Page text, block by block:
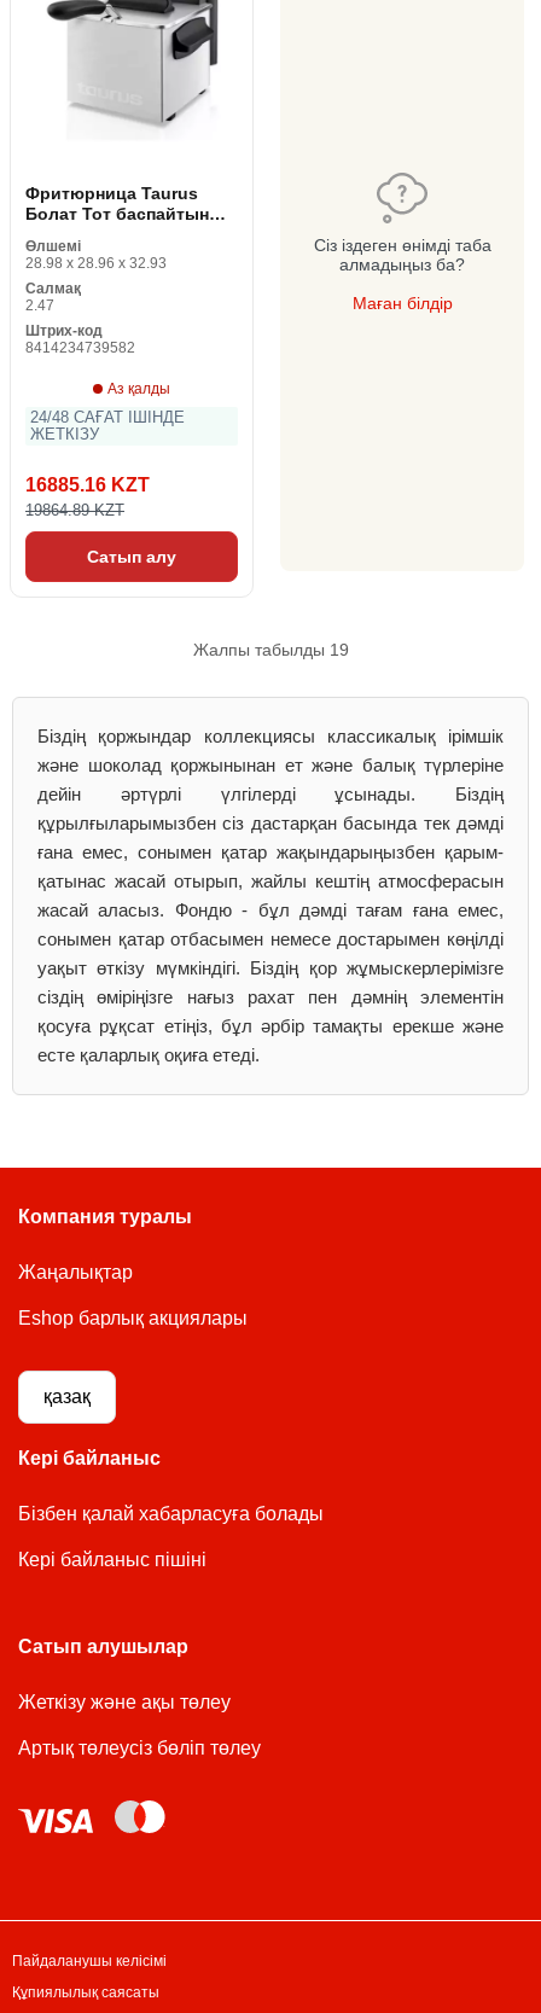
Фритюрница Taurus
Болат Тот баспайтын
Өлшемі
28.98 x 28.96 x 32.93
Салмақ
2.47
Штрих-код
8414234739582
Аз қалды
24/48 САҒАТ ІШІНДЕ
ЖЕТКІЗУ
16885.16 KZT
19864.89 KZT
Сатып алу
Сіз іздеген өнімді таба
алмадыңыз ба?
Маған білдір
Жалпы табылды 19
Біздің қоржындар коллекциясы классикалық ірімшік
және шоколад қоржынынан ет және балық түрлеріне
дейін әртүрлі үлгілерді ұсынады. Біздің
құрылғыларымызбен сіз дастарқан басында тек дәмді
ғана емес, сонымен қатар жақындарыңызбен қарым-
қатынас жасай отырып, жайлы кештің атмосферасын
жасай аласыз. Фондю - бұл дәмді тағам ғана емес,
сонымен қатар отбасымен немесе достарымен көңілді
уақыт өткізу мүмкіндігі. Біздің қор жұмыскерлерімізге
сіздің өміріңізге нағыз рахат пен дәмнің элементін
қосуға рұқсат етіңіз, бұл әрбір тамақты ерекше және
есте қаларлық оқиға етеді.
Компания туралы
Жаңалықтар
Eshop барлық акциялары
қазақ
Кері байланыс
Бізбен қалай хабарласуға болады
Кері байланыс пішіні
Сатып алушылар
Жеткізу және ақы төлеу
Артық төлеусіз бөліп төлеу
Пайдаланушы келісімі
Құпиялылық саясаты